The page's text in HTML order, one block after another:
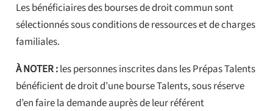
Les bénéficiaires des bourses de droit commun sont
sélectionnés sous conditions de ressources et de charges
familiales.
À NOTER :les personnes inscrites dans les Prépas Talents
bénéficient de droit d’une bourse Talents, sous réserve
d’en faire la demande auprès de leur référent